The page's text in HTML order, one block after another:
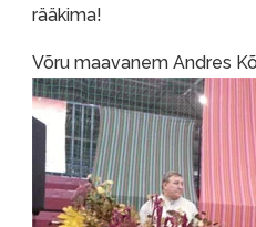
rääkima!
Võru maavanem Andres